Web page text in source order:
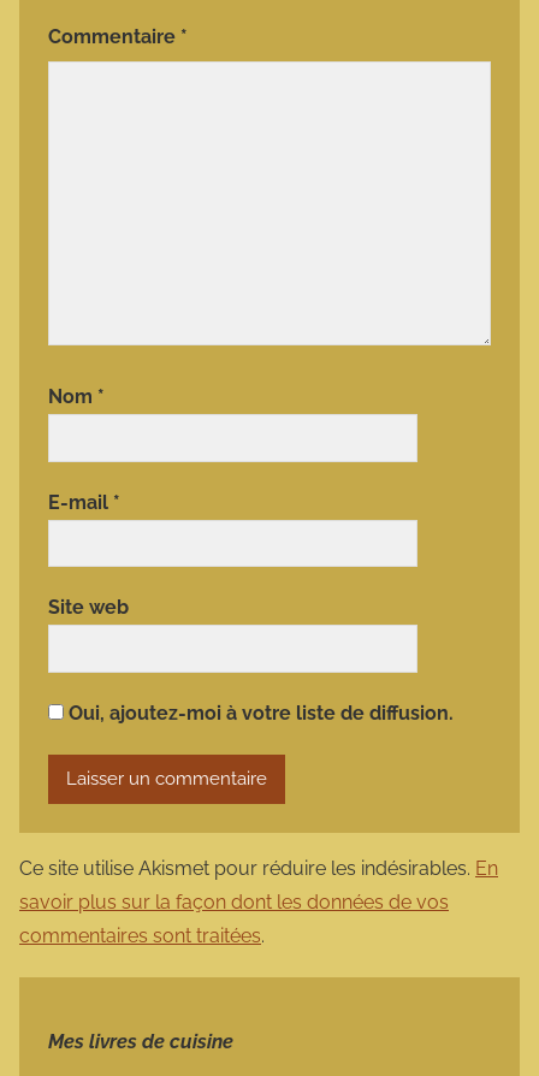
Commentaire *
Nom *
E-mail *
Site web
Oui, ajoutez-moi à votre liste de diffusion.
Ce site utilise Akismet pour réduire les indésirables. En
savoir plus sur la façon dont les données de vos
commentaires sont traitées.
Mes livres de cuisine